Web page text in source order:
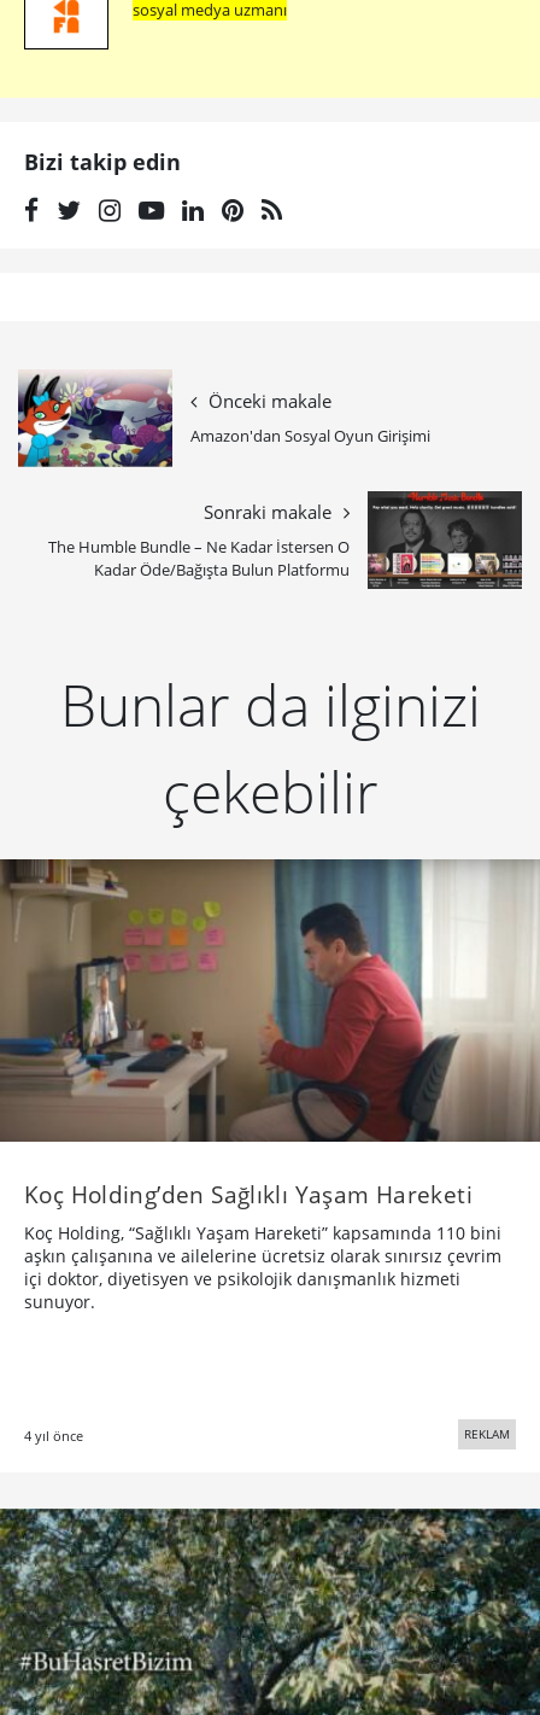
sosyal medya uzmanı
Bizi takip edin
Önceki makale
Amazon'dan Sosyal Oyun Girişimi
Sonraki makale
The Humble Bundle – Ne Kadar İstersen O
Kadar Öde/Bağışta Bulun Platformu
Bunlar da ilginizi
çekebilir
Koç Holding’den Sağlıklı Yaşam Hareketi
Koç Holding, “Sağlıklı Yaşam Hareketi” kapsamında 110 bini
aşkın çalışanına ve ailelerine ücretsiz olarak sınırsız çevrim
içi doktor, diyetisyen ve psikolojik danışmanlık hizmeti
sunuyor.
4 yıl önce REKLAM